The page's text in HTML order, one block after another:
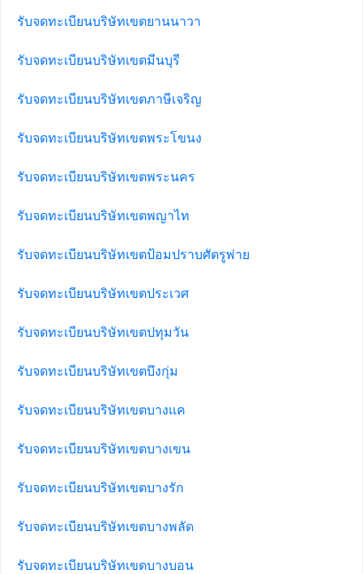
รับจดทะเบียนบริษัทเขตยานนาวา
รับจดทะเบียนบริษัทเขตมีนบุรี
รับจดทะเบียนบริษัทเขตภาษีเจริญ
รับจดทะเบียนบริษัทเขตพระโขนง
รับจดทะเบียนบริษัทเขตพระนคร
รับจดทะเบียนบริษัทเขตพญาไท
รับจดทะเบียนบริษัทเขตป้อมปราบศัตรูพ่าย
รับจดทะเบียนบริษัทเขตประเวศ
รับจดทะเบียนบริษัทเขตปทุมวัน
รับจดทะเบียนบริษัทเขตบึงกุ่ม
รับจดทะเบียนบริษัทเขตบางแค
รับจดทะเบียนบริษัทเขตบางเขน
รับจดทะเบียนบริษัทเขตบางรัก
รับจดทะเบียนบริษัทเขตบางพลัด
รับจดทะเบียนบริษัทเขตบางบอน